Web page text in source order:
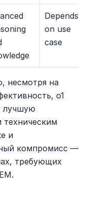
Depends
on use
case
несмотря на
o1
лучшую
техническим
и
компромисс —
требующих